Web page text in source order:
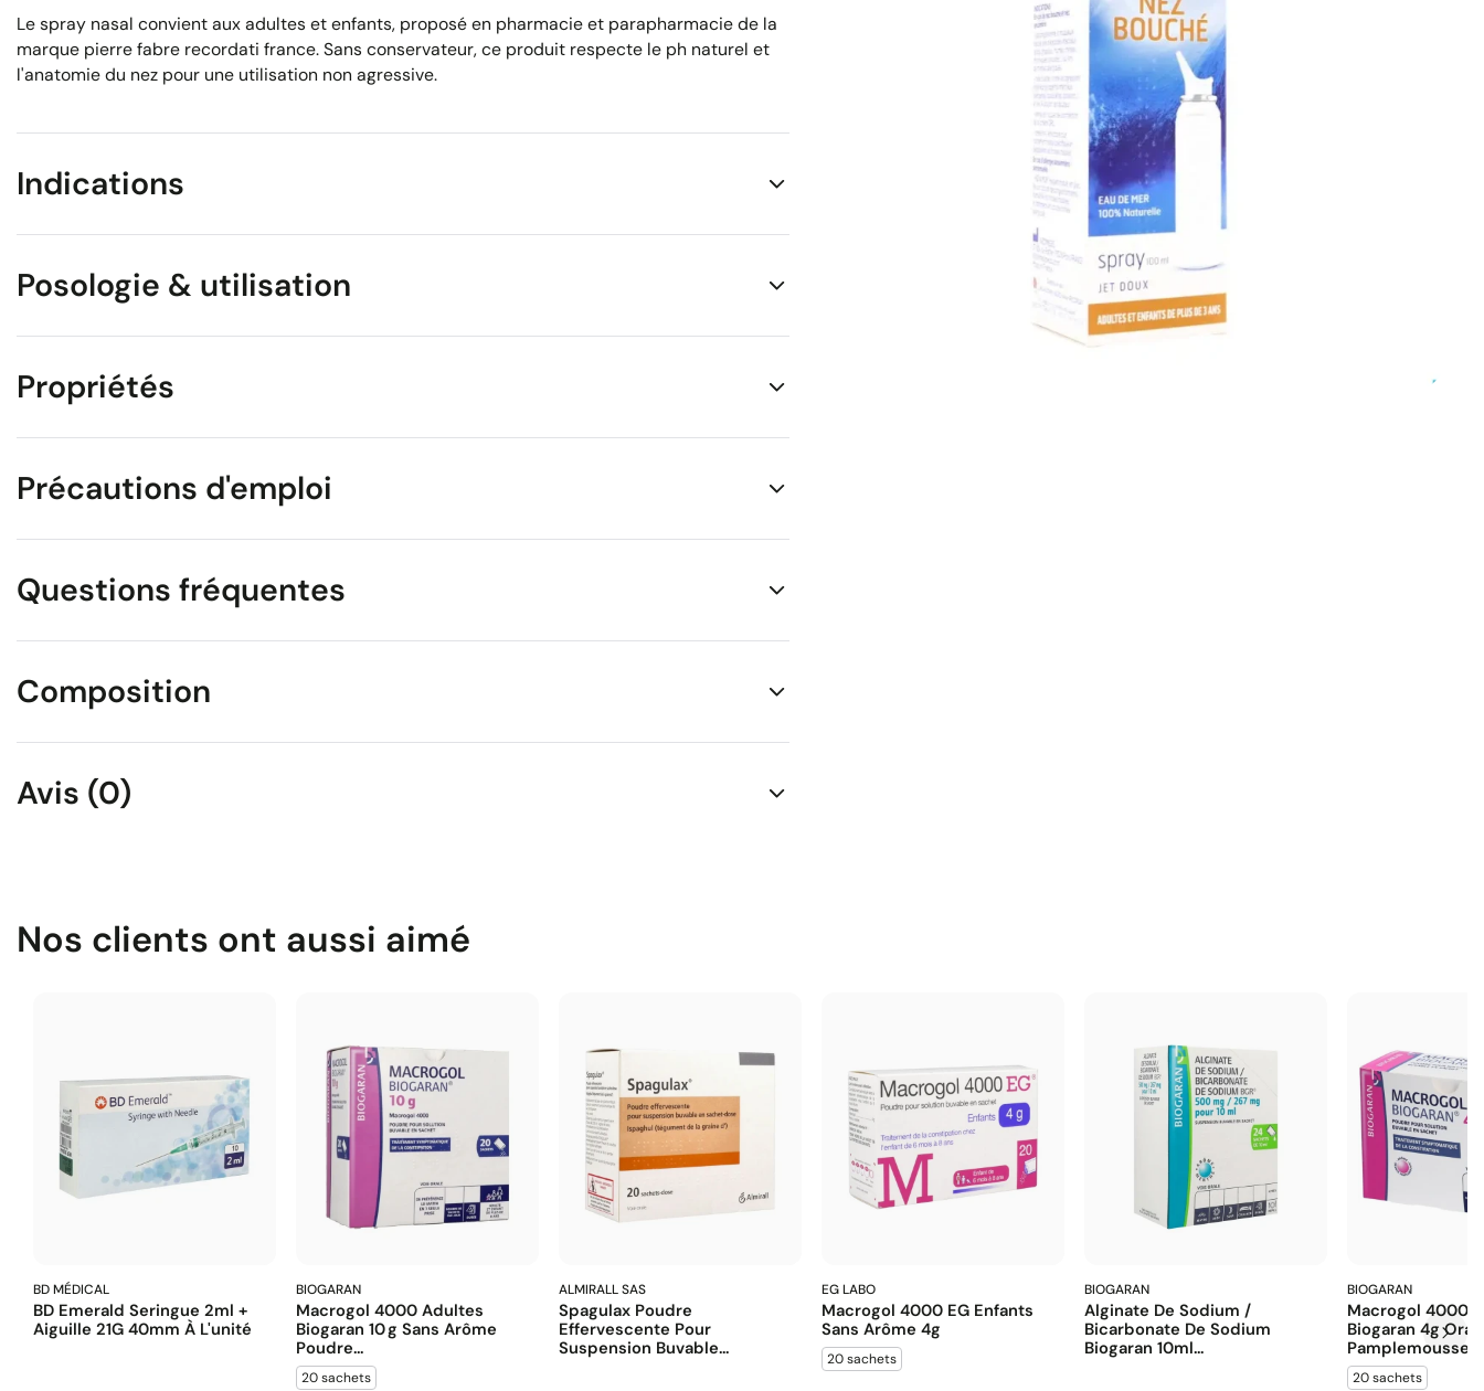
Le spray nasal convient aux adultes et enfants, proposé en pharmacie et parapharmacie de la
marque pierre fabre recordati france. Sans conservateur, ce produit respecte le ph naturel et
l'anatomie du nez pour une utilisation non agressive.
Indications
Posologie & utilisation
Propriétés
Précautions d'emploi
Questions fréquentes
Composition
Avis (0)
Nos clients ont aussi aimé
BD MÉDICAL
BD Emerald Seringue 2ml +
Aiguille 21G 40mm À L'unité
BIOGARAN
Macrogol 4000 Adultes
Biogaran 10 G Sans Arôme
Poudre...
20 sachets
ALMIRALL SAS
Spagulax Poudre
Effervescente Pour
Suspension Buvable...
EG LABO
Macrogol 4000 EG Enfants
Sans Arôme 4g
20 sachets
BIOGARAN
Alginate De Sodium /
Bicarbonate De Sodium
Biogaran 10ml...
BIOGARAN
Macrogol 4000
Biogaran 4g
Pamplemousse...
20 sachets